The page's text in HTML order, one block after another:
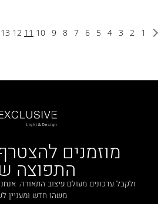
1
2
3
4
5
6
7
8
9
10
11
12
13
מוזמנים
התפוצה
ולקבל עדכונים מעולם עיצוב התאורה.
משהו חדש ומעניין